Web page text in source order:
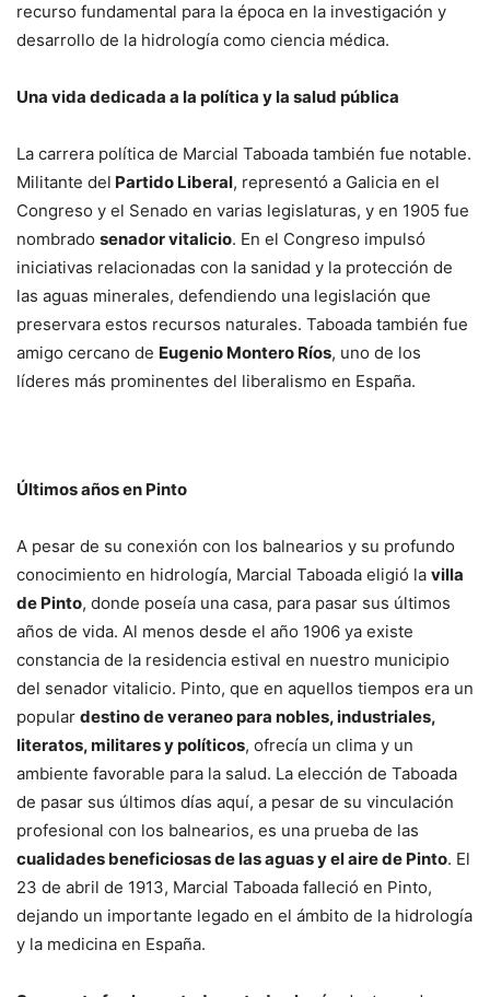
recurso fundamental para la época en la investigación y
desarrollo de la hidrología como ciencia médica.
Una vida dedicada a la política y la salud pública
La carrera política de Marcial Taboada también fue notable.
Militante del Partido Liberal, representó a Galicia en el
Congreso y el Senado en varias legislaturas, y en 1905 fue
nombrado senador vitalicio. En el Congreso impulsó
iniciativas relacionadas con la sanidad y la protección de
las aguas minerales, defendiendo una legislación que
preservara estos recursos naturales. Taboada también fue
amigo cercano de Eugenio Montero Ríos, uno de los
líderes más prominentes del liberalismo en España.
Últimos años en Pinto
A pesar de su conexión con los balnearios y su profundo
conocimiento en hidrología, Marcial Taboada eligió la villa
de Pinto, donde poseía una casa, para pasar sus últimos
años de vida. Al menos desde el año 1906 ya existe
constancia de la residencia estival en nuestro municipio
del senador vitalicio. Pinto, que en aquellos tiempos era un
popular destino de veraneo para nobles, industriales,
literatos, militares y políticos, ofrecía un clima y un
ambiente favorable para la salud. La elección de Taboada
de pasar sus últimos días aquí, a pesar de su vinculación
profesional con los balnearios, es una prueba de las
cualidades beneficiosas de las aguas y el aire de Pinto. El
23 de abril de 1913, Marcial Taboada falleció en Pinto,
dejando un importante legado en el ámbito de la hidrología
y la medicina en España.